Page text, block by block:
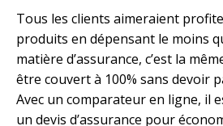
Tous les clients aimeraient
produits en dépensant le moins
matière d’assurance, c’est la
être couvert à 100% sans devoir
Avec un comparateur en ligne, il
un devis d’assurance pour